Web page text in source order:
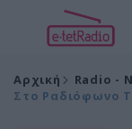
Αρχική Radio -
Στο Ραδιόφωνο